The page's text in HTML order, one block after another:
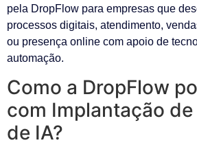
pela DropFlow para empresas que
processos digitais, atendimento,
ou presença online com apoio de
automação.
Como a DropFlow
com Implantação
de IA?